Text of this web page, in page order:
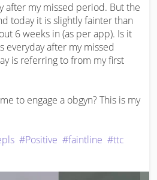
after my missed period. But the
today it is slightly fainter than
6 weeks in (as per app). Is it
everyday after my missed
is referring to from my first
to engage a obgyn? This is my
#Positive #faintline #ttc